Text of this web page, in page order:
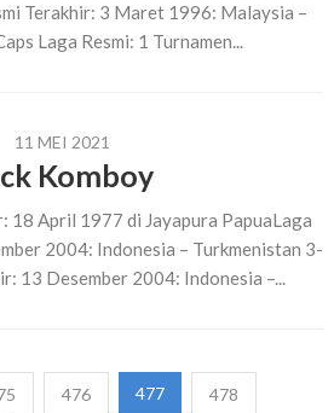
Terakhir: 3 Maret 1996: Malaysia –
Laga Resmi: 1 Turnamen...
11 MEI 2021
Komboy
18 April 1977 di Jayapura PapuaLaga
2004: Indonesia – Turkmenistan 3-
13 Desember 2004: Indonesia –...
476 477 478